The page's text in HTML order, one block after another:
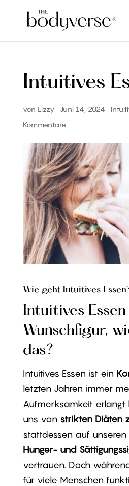
Intuitives
von Lizzy| Juni 14, 2024 |
Kommentare
Wie geht Intuitives
Intuitives
Wunschfigur,
das?
Intuitives Essen ist ein
letzten Jahren immer
Aufmerksamkeit erlangt
uns von strikten Diäten
stattdessen auf unseren
Hunger- und
vertrauen. Doch
für viele Menschen